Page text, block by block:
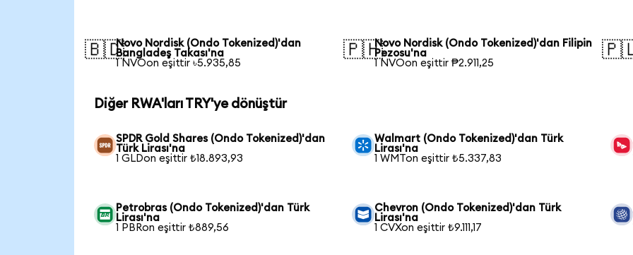
🇧🇩Novo Nordisk (Ondo Tokenized)'dan
Bangladeş Takası'na
1 NVOon eşittir ৳5.935,85
🇵🇭Novo Nordisk (Ondo Tokenized)'dan Filipin
Pezosu'na
1 NVOon eşittir ₱2.911,25
Diğer RWA'ları TRY'ye dönüştür
SPDR Gold Shares (Ondo Tokenized)'dan
Türk Lirası'na
1 GLDon eşittir ₺18.893,93
Walmart (Ondo Tokenized)'dan Türk
Lirası'na
1 WMTon eşittir ₺5.337,83
Petrobras (Ondo Tokenized)'dan Türk
Lirası'na
1 PBRon eşittir ₺889,56
Chevron (Ondo Tokenized)'dan Türk
Lirası'na
1 CVXon eşittir ₺9.111,17